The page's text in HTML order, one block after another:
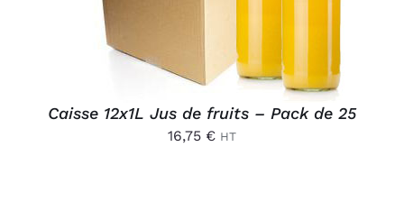
Caisse 12x1L Jus de fruits – Pack de 25
16,75 € HT